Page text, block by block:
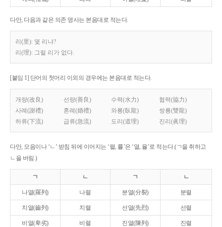
다만, 다음과 같은 의존 명사는 본음대로 적는다.
리(里): 몇 리냐?
리(理): 그럴 리가 없다.
[붙임 1] 단어의 첫머리 이외의 경우에는 본음대로 적는다.
개량(改良) 선량(善良) 수력(水力)
협력(協力)
사례(謝禮)
혼례(婚禮) 와룡(臥龍)
쌍룡(雙龍)
하류(下流)
급류(急流) 도리(道理) 진리(眞理)
다만, 모음이나 ‘ㄴ’ 받침 뒤에 이어지는 ‘렬, 률’은 ‘열, 율’로 적는다.(ㄱ을 취하고
ㄴ을 버림.)
ㄱ ㄴ ㄱ ㄴ
나열(羅列) 나렬 분열(分裂) 분렬
치열(齒列) 치렬 선열(先烈) 선렬
비열(卑劣) 비렬 진열(陳列) 진렬